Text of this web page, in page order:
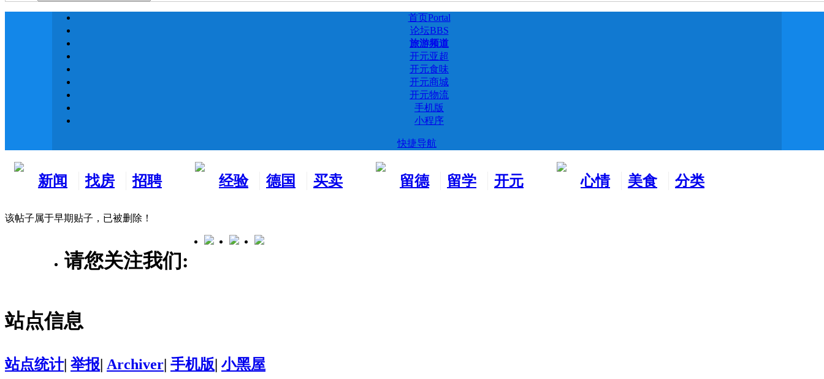
首页Portal
论坛BBS
旅游频道
开元亚超
开元食味
开元商城
开元物流
手机版
小程序
快捷导航
新闻
找房
招聘
经验
德国
买卖
留德
留学
开元
心情
美食
分类
该帖子属于早期贴子，已被删除！
请您关注我们:
站点信息
站点统计| 举报| Archiver| 手机版| 小黑屋